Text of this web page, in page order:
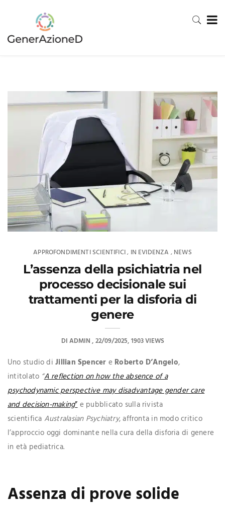
APPROFONDIMENTI SCIENTIFICI, IN EVIDENZA , NEWS
L’assenza della psichiatria nel
processo decisionale sui
trattamenti per la disforia di
genere
DIADMIN 22/09/2025 1903 VIEWS
Uno studio diJillian Spencer e Roberto D’Angelo,
intitolato “A reflection on how the absence of a
psychodynamic perspective may disadvantage gender care
and decision-making”e pubblicato sulla rivista
scientifica Australasian Psychiatry, affronta in modo critico
l’approccio oggi dominante nella cura della disforia di genere
in età pediatrica.
Assenza di prove solide